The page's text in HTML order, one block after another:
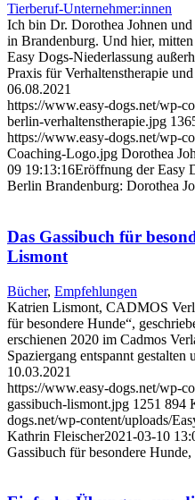
Tierberuf-Unternehmer:innen
Ich bin Dr. Dorothea Johnen
in Brandenburg. Und hier,
Easy Dogs-Niederlassung
Praxis für Verhaltenstherapie
06.08.2021
https://www.easy-dogs.net/wp-
berlin-verhaltenstherapie.jpg
https://www.easy-dogs.net/wp-
Coaching-Logo.jpg Dorothea
09 19:13:16Eröffnung der Easy
Berlin Brandenburg: Dorothea
Das Gassibuch für
Lismont
Bücher, Empfehlungen
Katrien Lismont, CADMOS
für besondere Hunde“,
erschienen 2020 im Cadmos
Spaziergang entspannt
10.03.2021
https://www.easy-dogs.net/wp-
gassibuch-lismont.jpg 1251 894
dogs.net/wp-content/uploads/
Kathrin Fleischer2021-03-10
Gassibuch für besondere